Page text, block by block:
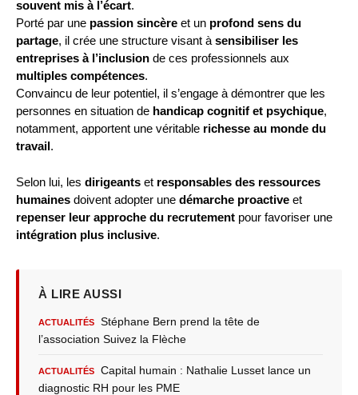
souvent mis à l’écart.
Porté par une passion sincère et un profond sens du
partage, il crée une structure visant à sensibiliser les
entreprises à l’inclusion de ces professionnels aux
multiples compétences.
Convaincu de leur potentiel, il s’engage à démontrer que les
personnes en situation de handicap cognitif et psychique,
notamment, apportent une véritable richesse au monde du
travail.
Selon lui, les dirigeants et responsables des ressources
humaines doivent adopter une démarche proactive et
repenser leur approche du recrutement pour favoriser une
intégration plus inclusive.
À LIRE AUSSI
ACTUALITÉS
Stéphane Bern prend la tête de
l’association Suivez la Flèche
ACTUALITÉS
Capital humain : Nathalie Lusset lance un
diagnostic RH pour les PME